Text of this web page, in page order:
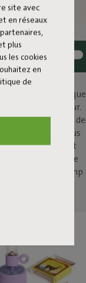
site avec
en réseaux
plus
les cookies
en
de
feu ? Flamtastique
pour l'extérieur.
même ambiance de
un petit plus
repas, ou tout
puissante petite
de feu de camp